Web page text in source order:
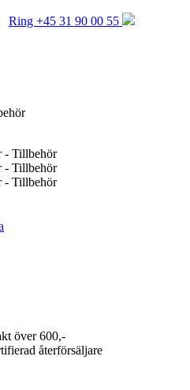
Ring +45 31 90 00 55
över 600,-
återförsäljare